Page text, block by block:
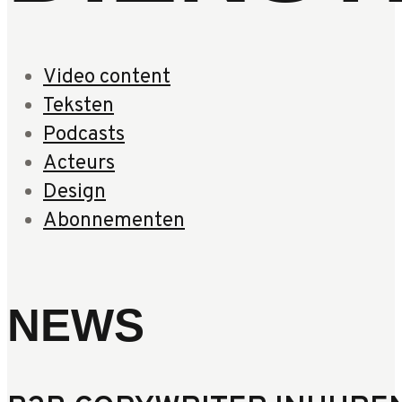
Video content
Teksten
Podcasts
Acteurs
Design
Abonnementen
NEWS